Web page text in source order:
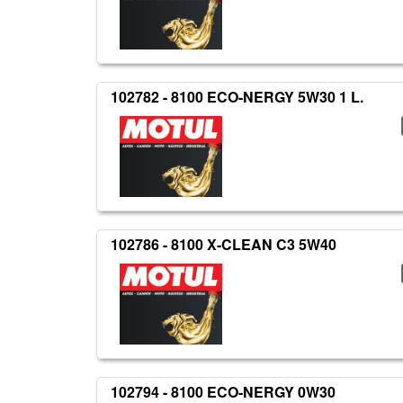
102782 - 8100 ECO-NERGY 5W30 1 L.
102786 - 8100 X-CLEAN C3 5W40
102794 - 8100 ECO-NERGY 0W30